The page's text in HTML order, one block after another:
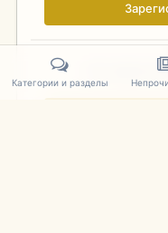
Уже
Категории и разделы